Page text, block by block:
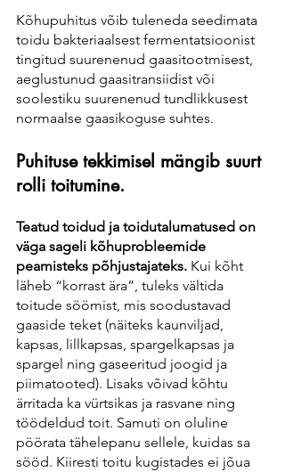
Kõhupuhitus võib tuleneda seedimata
toidu bakteriaalsest fermentatsioonist
tingitud suurenenud gaasitootmisest,
aeglustunud gaasitransiidist või
soolestiku suurenenud tundlikkusest
normaalse gaasikoguse suhtes.
Puhituse tekkimisel mängib suurt
rolli toitumine.
Teatud toidud ja toidutalumatused on
väga sageli kõhuprobleemide
peamisteks põhjustajateks. Kui kõht
läheb “korrast ära”, tuleks vältida
toitude söömist, mis soodustavad
gaaside teket (näiteks kaunviljad,
kapsas, lillkapsas, spargelkapsas ja
spargel ning gaseeritud joogid ja
piimatooted). Lisaks võivad kõhtu
ärritada ka vürtsikas ja rasvane ning
töödeldud toit. Samuti on oluline
pöörata tähelepanu sellele, kuidas sa
sööd. Kiiresti toitu kugistades ei jõua